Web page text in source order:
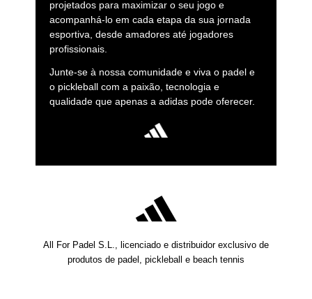
projetados para maximizar o seu jogo e
acompanhá-lo em cada etapa da sua jornada
esportiva, desde amadores até jogadores
profissionais.
Junte-se à nossa comunidade e viva o padel e
o pickleball com a paixão, tecnologia e
qualidade que apenas a adidas pode oferecer.
All For Padel S.L., licenciado e distribuidor exclusivo de
produtos de padel, pickleball e beach tennis